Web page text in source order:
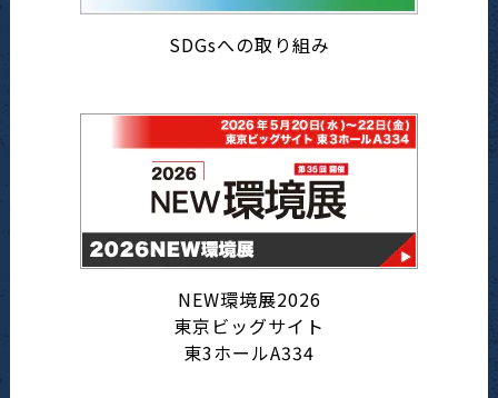
SDGsへの取り組み
NEW環境展2026
東京ビッグサイト
東3ホールA334